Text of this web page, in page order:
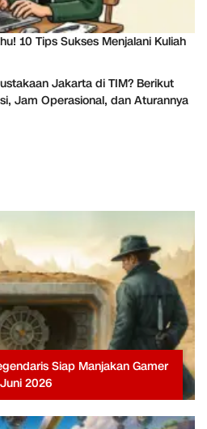
10 Tips Sukses Menjalani Kuliah
Jakarta di TIM? Berikut
Jam Operasional, dan Aturannya
Siap Manjakan Gamer
Juni 2026